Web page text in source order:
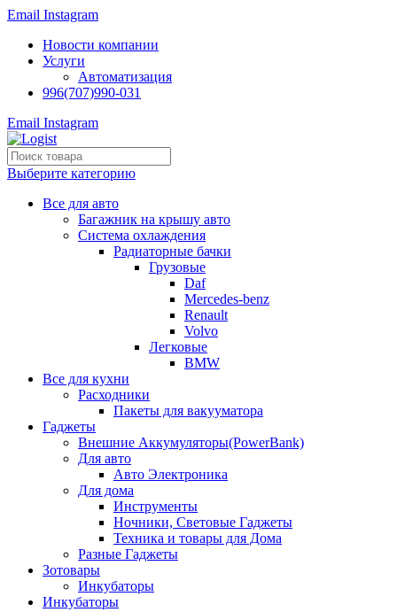
Email Instagram
Новости компании
Услуги
Автоматизация
996(707)990-031
Email Instagram
Выберите категорию
Все для авто
Багажник на крышу авто
Система охлаждения
Радиаторные бачки
Грузовые
Daf
Mercedes-benz
Renault
Volvo
Легковые
BMW
Все для кухни
Расходники
Пакеты для вакууматора
Гаджеты
Внешние Аккумуляторы(PowerBank)
Для авто
Авто Электроника
Для дома
Инструменты
Ночники, Световые Гаджеты
Техника и товары для Дома
Разные Гаджеты
Зотовары
Инкубаторы
Инкубаторы